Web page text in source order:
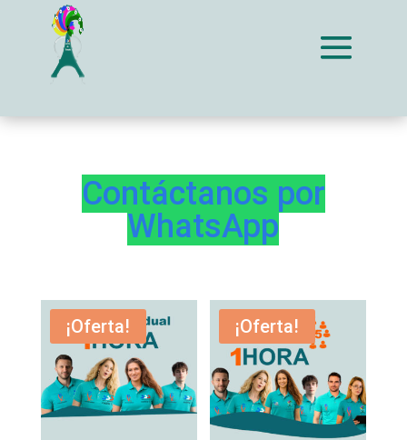
Contáctanos por
WhatsApp
¡Oferta! ¡Oferta!